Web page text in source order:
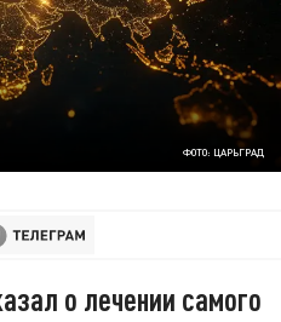
ФОТО: ЦАРЬГРАД
о лечении самого